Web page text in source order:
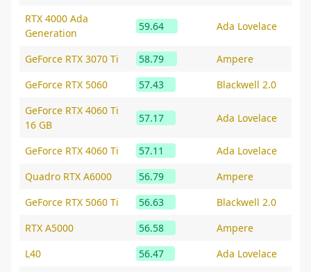
RTX 4000 Ada
Generation
59.64 Ada Lovelace
GeForce RTX 3070 Ti 58.79
Ampere
GeForce RTX 5060
57.43
Blackwell 2.0
GeForce RTX 4060 Ti
16 GB
57.17 Ada Lovelace
GeForce RTX 4060 Ti 57.11
Ada Lovelace
Quadro RTX A6000
56.79
Ampere
GeForce RTX 5060 Ti
56.63
Blackwell 2.0
RTX A5000
56.58
Ampere
L40
56.47
Ada Lovelace